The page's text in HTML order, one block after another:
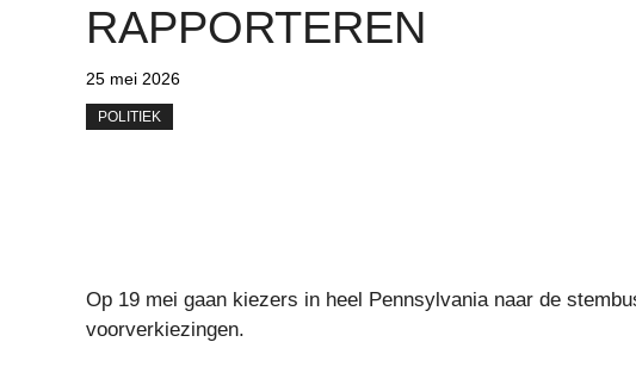
RAPPORTEREN
25 mei 2026
POLITIEK
Op 19 mei gaan kiezers in heel Pennsylvania naar de
voorverkiezingen.